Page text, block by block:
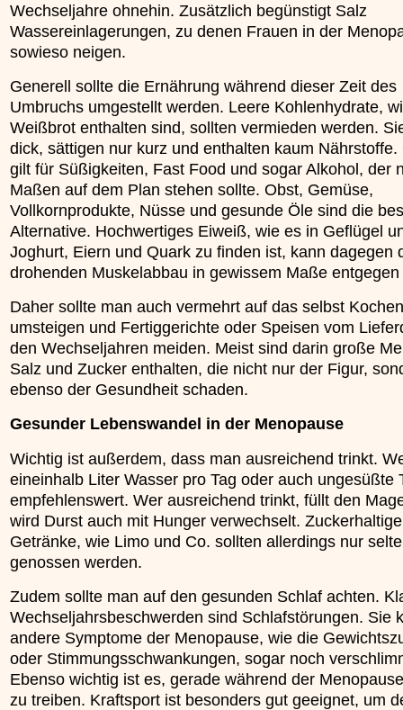
Wechseljahre ohnehin. Zusätzlich begünstigt Salz
Wassereinlagerungen, zu denen Frauen in der
sowieso neigen.
Generell sollte die Ernährung während dieser Zeit des
Umbruchs umgestellt werden. Leere Kohlenhydrate,
Weißbrot enthalten sind, sollten vermieden werden.
dick, sättigen nur kurz und enthalten kaum Nährstoffe.
gilt für Süßigkeiten, Fast Food und sogar Alkohol, der
Maßen auf dem Plan stehen sollte. Obst, Gemüse,
Vollkornprodukte, Nüsse und gesunde Öle sind die
Alternative. Hochwertiges Eiweiß, wie es in Geflügel
Joghurt, Eiern und Quark zu finden ist, kann dagegen
drohenden Muskelabbau in gewissem Maße
Daher sollte man auch vermehrt auf das selbst Kochen
umsteigen und Fertiggerichte oder Speisen vom
den Wechseljahren meiden. Meist sind darin große
Salz und Zucker enthalten, die nicht nur der Figur,
ebenso der Gesundheit schaden.
Gesunder Lebenswandel in der Menopause
Wichtig ist außerdem, dass man ausreichend trinkt.
eineinhalb Liter Wasser pro Tag oder auch ungesüßte
empfehlenswert. Wer ausreichend trinkt, füllt den
wird Durst auch mit Hunger verwechselt. Zuckerhaltige
Getränke, wie Limo und Co. sollten allerdings nur
genossen werden.
Zudem sollte man auf den gesunden Schlaf achten.
Wechseljahrsbeschwerden sind Schlafstörungen. Sie
andere Symptome der Menopause, wie die
oder Stimmungsschwankungen, sogar noch
Ebenso wichtig ist es, gerade während der
zu treiben. Kraftsport ist besonders gut geeignet, um